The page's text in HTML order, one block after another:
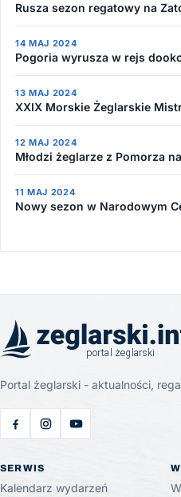
Rusza sezon regatowy na
14 MAJ 2024
Pogoria wyrusza w rejs
13 MAJ 2024
XXIX Morskie Żeglarskie
12 MAJ 2024
Młodzi żeglarze z Pomorza
11 MAJ 2024
Nowy sezon w Narodowym
Portal żeglarski - aktualności,
SERWIS
Kalendarz wydarzeń